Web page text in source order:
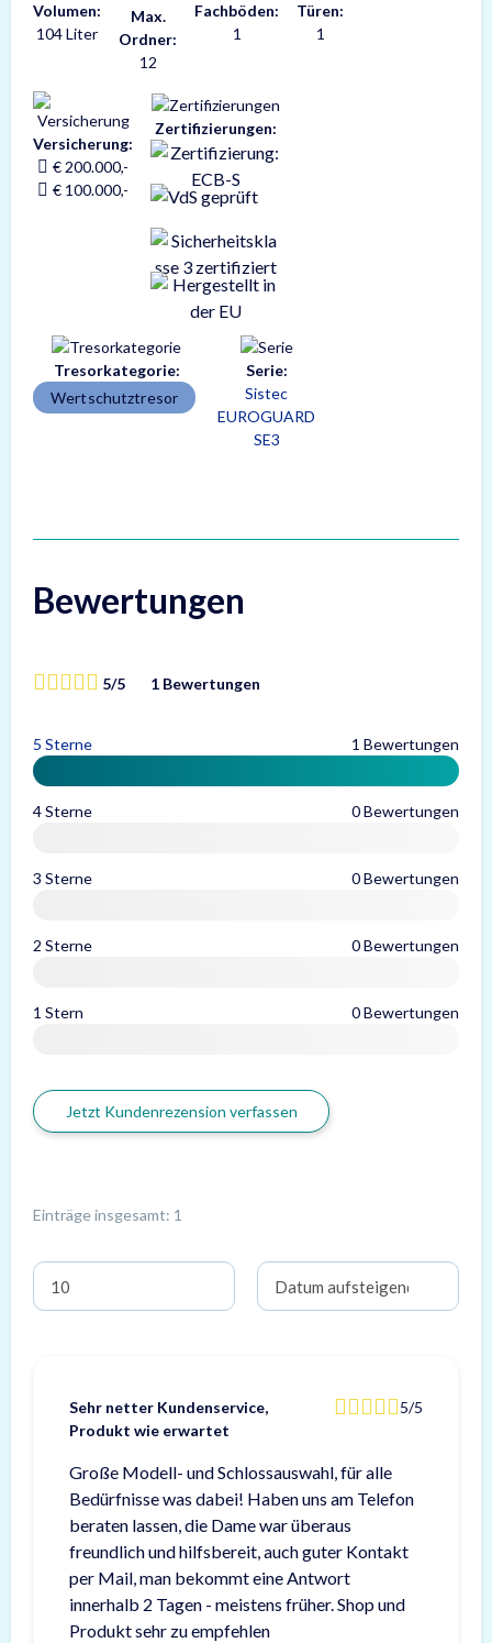
Volumen:
104 Liter
Max.
Ordner:
12
Fachböden:
1
Türen:
1
Versicherung:
€ 200.000,-
€ 100.000,-
Zertifizierungen:
Tresorkategorie:
Wertschutztresor
Serie:
Sistec
EUROGUARD
SE3
Bewertungen
5/5 1 Bewertungen
5 Sterne 1 Bewertungen
4 Sterne 0 Bewertungen
3 Sterne 0 Bewertungen
2 Sterne 0 Bewertungen
1 Stern 0 Bewertungen
Jetzt Kundenrezension verfassen
Einträge insgesamt: 1
Sehr netter Kundenservice,
Produkt wie erwartet
5/5
Große Modell- und Schlossauswahl, für alle
Bedürfnisse was dabei! Haben uns am Telefon
beraten lassen, die Dame war überaus
freundlich und hilfsbereit, auch guter Kontakt
per Mail, man bekommt eine Antwort
innerhalb 2 Tagen - meistens früher. Shop und
Produkt sehr zu empfehlen